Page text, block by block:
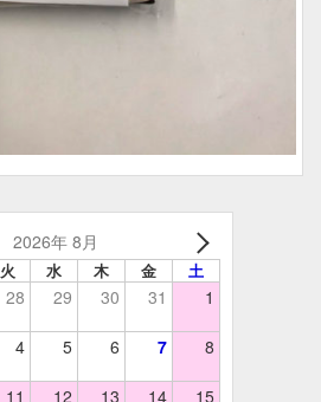
2026年 8月
火 水 木 金 土
28 29 30 31 1
4 5 6 7 8
11 12 13 14 15